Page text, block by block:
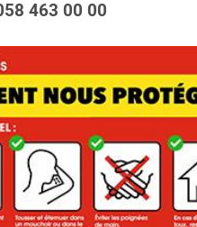
463 00 00